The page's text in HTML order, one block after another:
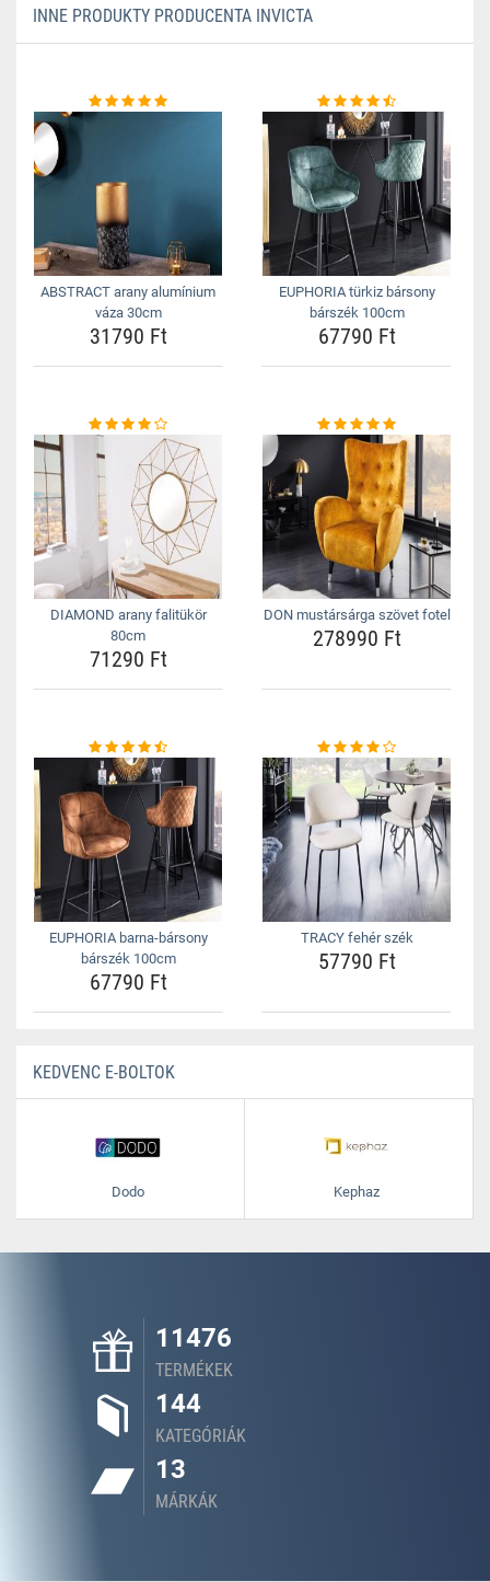
INNE PRODUKTY PRODUCENTA INVICTA
ABSTRACT arany alumínium
váza 30cm
31790 Ft
EUPHORIA türkiz bársony
bárszék 100cm
67790 Ft
DIAMOND arany falitükör
80cm
71290 Ft
DON mustársárga szövet fotel
278990 Ft
EUPHORIA barna-bársony
bárszék 100cm
67790 Ft
TRACY fehér szék
57790 Ft
KEDVENC E-BOLTOK
Dodo Kephaz
11476
TERMÉKEK
144
KATEGÓRIÁK
13
MÁRKÁK